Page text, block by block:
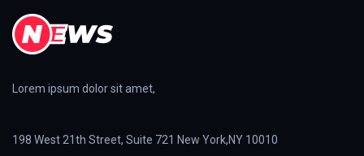
Lorem ipsum dolor sit amet,
198 West 21th Street, Suite 721 New York,NY 10010